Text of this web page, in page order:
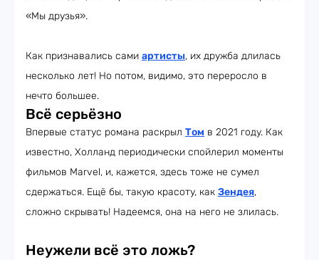
«Мы друзья».
Как признавались сами артисты, их дружба длилась
несколько лет! Но потом, видимо, это переросло в
нечто большее.
Всё серьёзно
Впервые статус романа раскрыл Том в 2021 году. Как
известно, Холланд периодически спойлерил моменты
фильмов Marvel, и, кажется, здесь тоже не сумел
сдержаться. Ещё бы, такую красоту, как Зендея,
сложно скрывать! Надеемся, она на него не злилась.
Неужели всё это ложь?